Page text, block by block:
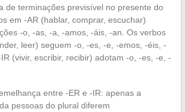
de terminações previsível no presente do
em -AR (hablar, comprar, escuchar)
-o, -as, -a, -amos, -áis, -an. Os verbos
leer) seguem -o, -es, -e, -emos, -éis, -
(vivir, escribir, recibir) adotam -o, -es, -e, -
entre -ER e -IR: apenas a
pessoas do plural diferem